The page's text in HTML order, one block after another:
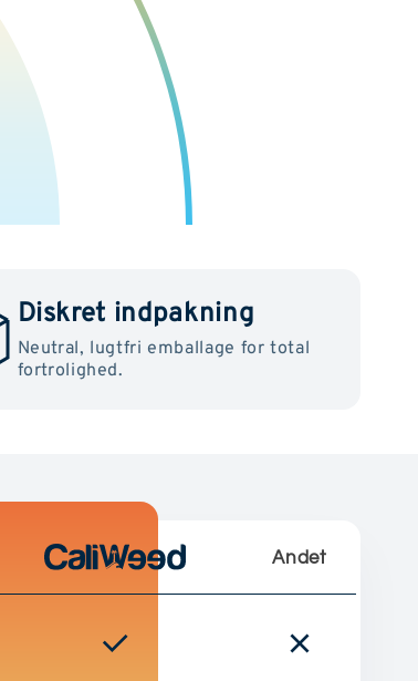
Diskret indpakning
Neutral, lugtfri emballage for total
fortrolighed.
Andet